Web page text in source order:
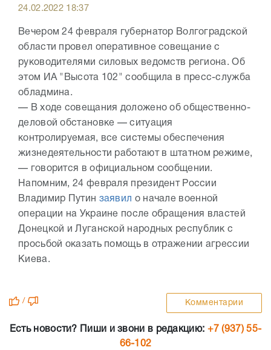
24.02.2022 18:37
Вечером 24 февраля губернатор Волгоградской
области провел оперативное совещание с
руководителями силовых ведомств региона. Об
этом ИА "Высота 102" сообщила в пресс-служба
обладмина.
— В ходе совещания доложено об общественно-
деловой обстановке — ситуация
контролируемая, все системы обеспечения
жизнедеятельности работают в штатном режиме,
— говорится в официальном сообщении.
Напомним, 24 февраля президент России
Владимир Путин заявил о начале военной
операции на Украине после обращения властей
Донецкой и Луганской народных республик с
просьбой оказать помощь в отражении агрессии
Киева.
/ Комментарии
Есть новости? Пиши и звони в редакцию: +7 (937) 55-
66-102